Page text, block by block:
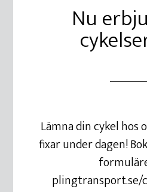
Nu
Lämna din cykel hos
fixar under dagen!
plingtransport.se/